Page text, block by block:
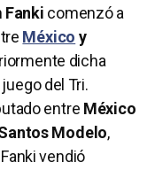
Fanki comenzó a
México y
dicha
del Tri.
entre México
Modelo,
vendió